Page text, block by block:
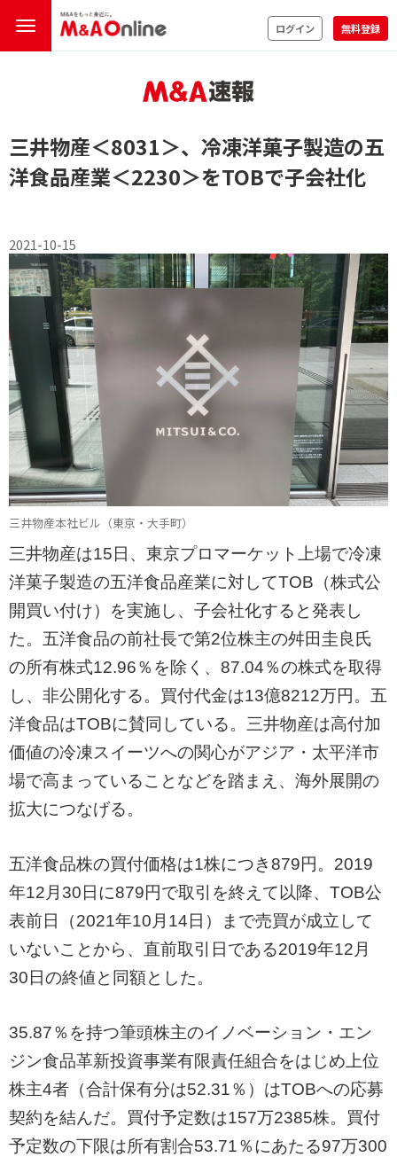
ログイン 無料登録
三井物産＜8031＞、冷凍洋菓子製造の五
洋食品産業＜2230＞をTOBで子会社化
2021-10-15
三井物産本社ビル（東京・大手町）
三井物産は15日、東京プロマーケット上場で冷凍
洋菓子製造の五洋食品産業に対してTOB（株式公
開買い付け）を実施し、子会社化すると発表し
た。五洋食品の前社長で第2位株主の舛田圭良氏
の所有株式12.96％を除く、87.04％の株式を取得
し、非公開化する。買付代金は13億8212万円。五
洋食品はTOBに賛同している。三井物産は高付加
価値の冷凍スイーツへの関心がアジア・太平洋市
場で高まっていることなどを踏まえ、海外展開の
拡大につなげる。
五洋食品株の買付価格は1株につき879円。2019
年12月30日に879円で取引を終えて以降、TOB公
表前日（2021年10月14日）まで売買が成立して
いないことから、直前取引日である2019年12月
30日の終値と同額とした。
35.87％を持つ筆頭株主のイノベーション・エン
ジン食品革新投資事業有限責任組合をはじめ上位
株主4者（合計保有分は52.31％）はTOBへの応募
契約を結んだ。買付予定数は157万2385株。買付
予定数の下限は所有割合53.71％にあたる97万300